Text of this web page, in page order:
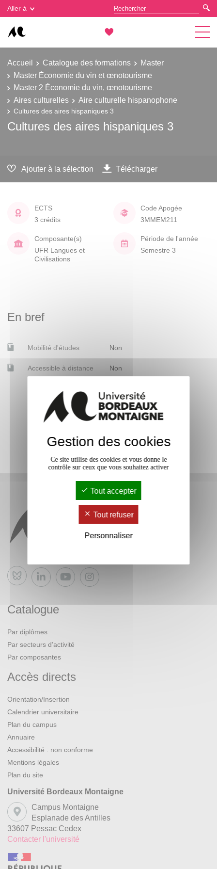
Aller à
Accueil Catalogue des formations
Master
Master Économie du vin et œnotourisme
Master 2 Économie du vin, œnotourisme
Aires culturelles
Aire culturelle hispanophone
Cultures des aires hispaniques 3
Cultures des aires hispaniques 3
Ajouter à la sélection Télécharger
ECTS
3 crédits
Code Apogée
3MMEM211
Composante(s)
UFR Langues et
Civilisations
Période de l'année
Semestre 3
En bref
Mobilité d'études Non
Accessible à distance Non
Bluesky
Catalogue
Par diplômes
Par secteurs d’activité
Par composantes
Accès directs
Orientation/Insertion
Calendrier universitaire
Plan du campus
Annuaire
Accessibilité : non conforme
Mentions légales
Plan du site
Université Bordeaux Montaigne
Campus Montaigne
Esplanade des Antilles
33607 Pessac Cedex
Contacter l'université
Gestion des cookies
Gestion des cookies
Ce site utilise des cookies et vous donne le
contrôle sur ceux que vous souhaitez activer
Tout accepter
Tout refuser
Personnaliser